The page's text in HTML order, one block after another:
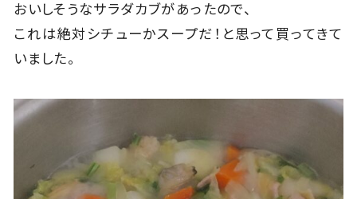
おいしそうなサラダカブがあったので、
これは絶対シチューかスープだ！と思って買ってきて
いました。